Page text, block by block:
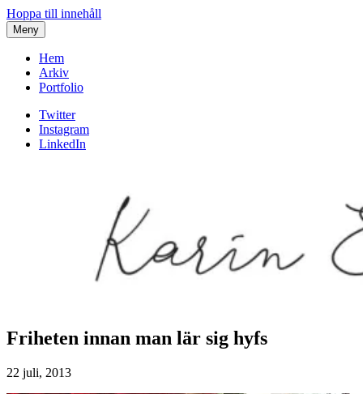
Hoppa till innehåll
Meny
Hem
Arkiv
Portfolio
Twitter
Instagram
LinkedIn
Karin af Malmoe
Friheten innan man lär sig hyfs
22 juli, 2013